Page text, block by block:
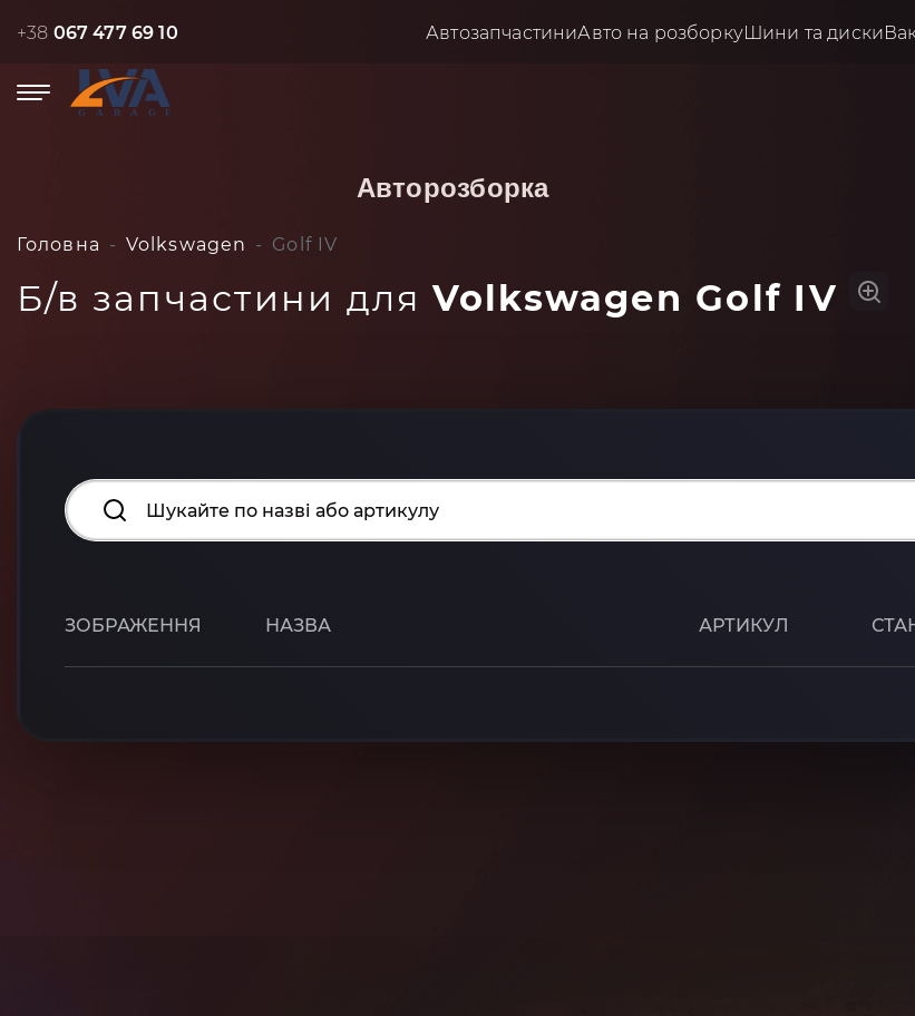
+38 067 477 69 10 АвтозапчастиниАвто на розборкуШини та диски
Авторозборка
Головна Volkswagen Golf IV
Б/в запчастини для Volkswagen Golf IV
ЗОБРАЖЕННЯ НАЗВА АРТИКУЛ